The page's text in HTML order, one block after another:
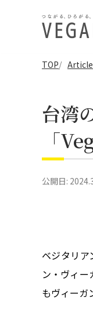
TOP Article
台湾
「
公開日:
ベジタリ
ン・ヴィ
もヴィーガ